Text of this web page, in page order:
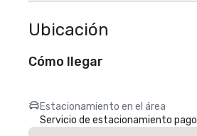
Ubicación
Cómo llegar
Estacionamiento en el área
Servicio de estacionamiento pago